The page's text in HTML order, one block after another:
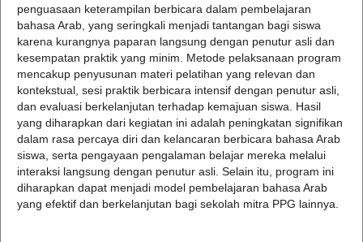
penguasaan keterampilan berbicara dalam pembelajaran
bahasa Arab, yang seringkali menjadi tantangan bagi siswa
karena kurangnya paparan langsung dengan penutur asli dan
kesempatan praktik yang minim. Metode pelaksanaan program
mencakup penyusunan materi pelatihan yang relevan dan
kontekstual, sesi praktik berbicara intensif dengan penutur asli,
dan evaluasi berkelanjutan terhadap kemajuan siswa. Hasil
yang diharapkan dari kegiatan ini adalah peningkatan signifikan
dalam rasa percaya diri dan kelancaran berbicara bahasa Arab
siswa, serta pengayaan pengalaman belajar mereka melalui
interaksi langsung dengan penutur asli. Selain itu, program ini
diharapkan dapat menjadi model pembelajaran bahasa Arab
yang efektif dan berkelanjutan bagi sekolah mitra PPG lainnya.